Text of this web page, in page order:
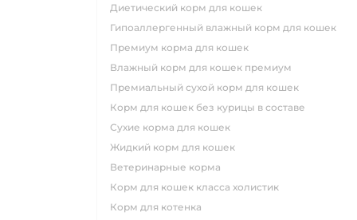
диетический корм для кошек
гипоаллергенный влажный корм для кошек
премиум корма для кошек
влажный корм для кошек премиум
премиальный сухой корм для кошек
корм для кошек без курицы в составе
сухие корма для кошек
жидкий корм для кошек
ветеринарные корма
корм для кошек класса холистик
корм для котенка